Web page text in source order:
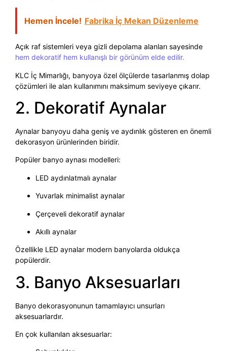
Hemen İncele! Fabrika İç Mekan Düzenleme
Açık raf sistemleri veya gizli depolama alanları sayesinde
hem dekoratif hem kullanışlı bir görünüm elde edilir.
KLC İç Mimarlığı, banyoya özel ölçülerde tasarlanmış dolap
çözümleri ile alan kullanımını maksimum seviyeye çıkarır.
2. Dekoratif Aynalar
Aynalar banyoyu daha geniş ve aydınlık gösteren en önemli
dekorasyon ürünlerinden biridir.
Popüler banyo aynası modelleri:
LED aydınlatmalı aynalar
Yuvarlak minimalist aynalar
Çerçeveli dekoratif aynalar
Akıllı aynalar
Özellikle LED aynalar modern banyolarda oldukça
popülerdir.
3. Banyo Aksesuarları
Banyo dekorasyonunun tamamlayıcı unsurları
aksesuarlardır.
En çok kullanılan aksesuarlar: